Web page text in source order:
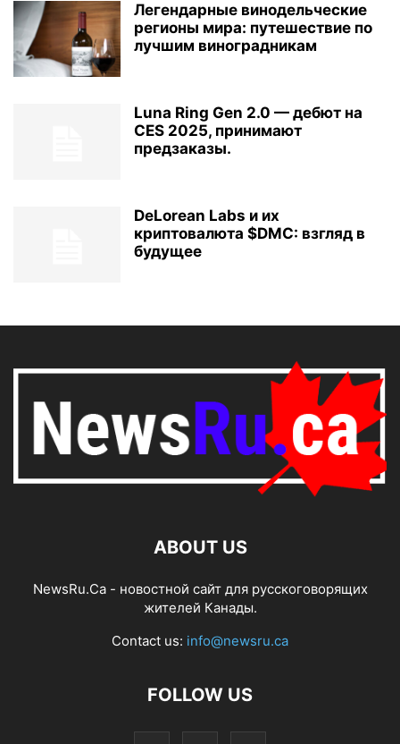
Легендарные винодельческие
регионы мира: путешествие по
лучшим виноградникам
Luna Ring Gen 2.0 — дебют на
CES 2025, принимают
предзаказы.
DeLorean Labs и их
криптовалюта $DMC: взгляд в
будущее
ABOUT US
NewsRu.Ca - новостной сайт для русскоговорящих
жителей Канады.
Contact us: info@newsru.ca
FOLLOW US